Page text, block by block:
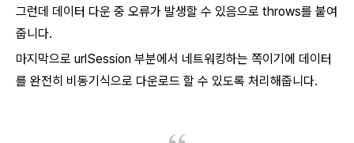
그런데 데이터 다운 중 오류가 발생할 수 있음으로 throws를 붙여
줍니다.
마지막으로 urlSession 부분에서 네트워킹하는 쪽이기에 데이터
를 완전히 비동기식으로 다운로드 할 수 있도록 처리해줍니다.